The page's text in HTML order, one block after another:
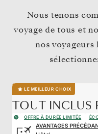
Nous tenons
voyage de tous et
nos
LE MEILLEUR CHOIX
TOUT INCLUS
OFFRE À DURÉE LIMITÉE
AVANTAGES